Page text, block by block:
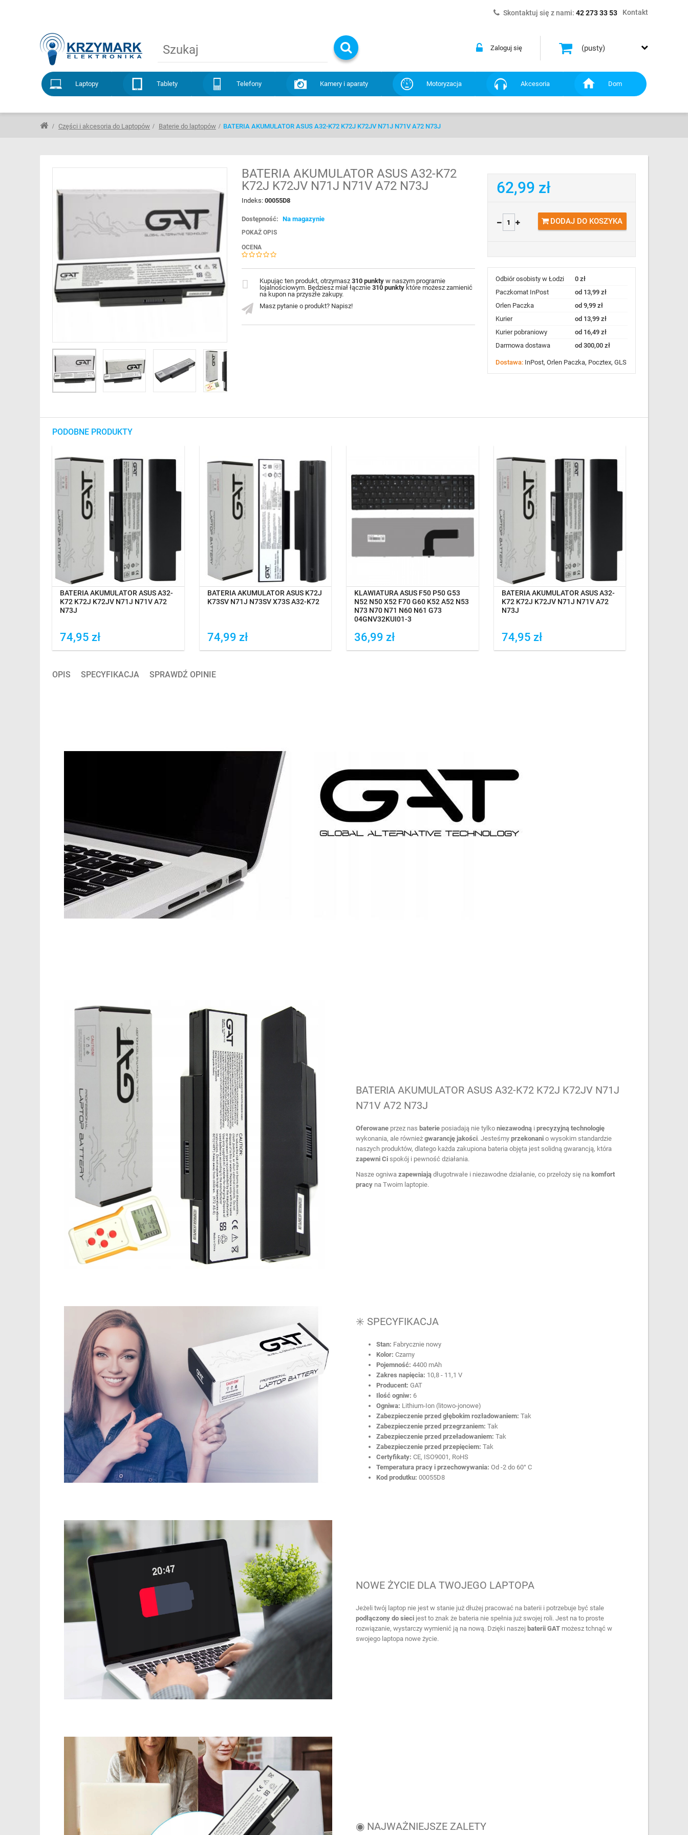
Kontakt
Skontaktuj się z nami: 42 273 33 53
(pusty)
Zaloguj się
Laptopy Tablety Telefony Kamery i aparaty Motoryzacja Akcesoria Dom
Części i akcesoria do Laptopów Baterie do laptopów BATERIA AKUMULATOR ASUS A32-K72 K72J K72JV N71J N71V A72 N73J
BATERIA AKUMULATOR ASUS A32-K72
K72J K72JV N71J N71V A72 N73J
Indeks:00055D8
Dostępność: Na magazynie
POKAŻ OPIS
OCENA
Masz pytanie o produkt? Napisz!
Kupując ten produkt, otrzymasz310 punkty w naszym programie
lojalnościowym. Będziesz miał łącznie310 punkty które możesz zamienić
na kupon na przyszłe zakupy.
62,99 zł
DODAJ DO KOSZYKA
Odbiór osobisty w Łodzi
0 zł
Paczkomat InPost
od 13,99 zł
Orlen Paczka
od 9,99 zł
Kurier
od 13,99 zł
Kurier pobraniowy
od 16,49 zł
Darmowa dostawa
od 300,00 zł
Dostawa: InPost, Orlen Paczka, Pocztex, GLS
PODOBNE PRODUKTY
BATERIA AKUMULATOR ASUS A32-
K72 K72J K72JV N71J N71V A72
N73J
74,95 zł
OCZEKIWANIE NA DOSTAWĘ
Dodaj do porówania
BATERIA AKUMULATOR ASUS K72J
K73SV N71J N73SV X73S A32-K72
74,99 zł
NA MAGAZYNIE
Dodaj do porówania
KLAWIATURA ASUS F50 P50 G53
N52 N50 X52 F70 G60 K52 A52 N53
N73 N70 N71 N60 N61 G73
04GNV32KUI01-3
36,99 zł
OCZEKIWANIE NA DOSTAWĘ
Dodaj do porówania
BATERIA AKUMULATOR ASUS A32-
K72 K72J K72JV N71J N71V A72
N73J
74,95 zł
OCZEKIWANIE NA DOSTAWĘ
Dodaj do porówania
OPIS SPECYFIKACJA SPRAWDŹ OPINIE
BATERIA AKUMULATOR ASUS A32-K72 K72J K72JV N71J
N71V A72 N73J
Oferowane przez nas baterie posiadają nie tylko niezawodną i precyzyjną technologię
wykonania, ale również gwarancję jakości. Jesteśmy przekonani o wysokim standardzie
naszych produktów, dlatego każda zakupiona bateria objęta jest solidną gwarancją, która
zapewni Ci spokój i pewność działania.
Nasze ogniwa zapewniają długotrwałe i niezawodne działanie, co przełoży się na komfort
pracyna Twoim laptopie.
✳️ SPECYFIKACJA
Stan: Fabrycznie nowy
Kolor: Czarny
Pojemność: 4400 mAh
Zakres napięcia: 10,8 - 11,1 V
Producent: GAT
Ilość ogniw: 6
Ogniwa: Lithium-Ion (litowo-jonowe)
Zabezpieczenie przed głębokim rozładowaniem: Tak
Zabezpieczenie przed przegrzaniem: Tak
Zabezpieczenie przed przeładowaniem: Tak
Zabezpieczenie przed przepięciem: Tak
Certyfikaty: CE, ISO9001, RoHS
Temperatura pracy i przechowywania: Od -2 do 60° C
Kod produtku: 00055D8
NOWE ŻYCIE DLA TWOJEGO LAPTOPA
Jeżeli twój laptop nie jest w stanie już dłużej pracować na baterii i potrzebuje być stale
podłączony do sieci jest to znak że bateria nie spełnia już swojej roli. Jest na to proste
rozwiązanie, wystarczy wymienić ją na nową. Dzięki naszej baterii GATmożesz tchnąć w
swojego laptopa nowe życie.
◉ NAJWAŻNIEJSZE ZALETY